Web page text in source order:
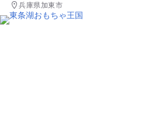
兵庫県加東市